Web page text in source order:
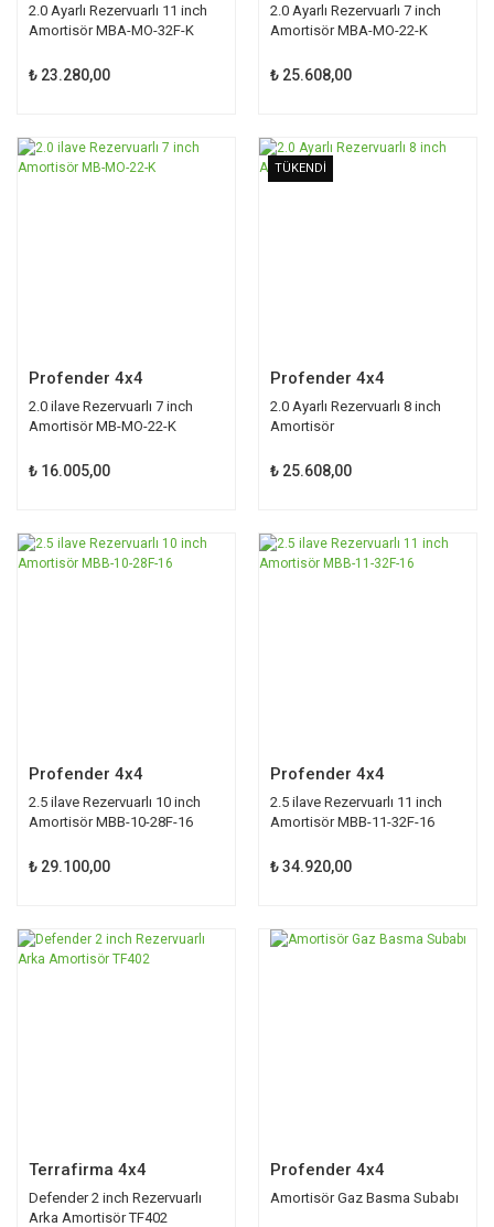
2.0 Ayarlı Rezervuarlı 11 inch
Amortisör MBA-MO-32F-K
₺ 23.280,00
2.0 Ayarlı Rezervuarlı 7 inch
Amortisör MBA-MO-22-K
₺ 25.608,00
TÜKENDİ
Profender 4x4
2.0 ilave Rezervuarlı 7 inch
Amortisör MB-MO-22-K
₺ 16.005,00
TÜKENDİ
Profender 4x4
2.0 Ayarlı Rezervuarlı 8 inch
Amortisör
₺ 25.608,00
Profender 4x4
2.5 ilave Rezervuarlı 10 inch
Amortisör MBB-10-28F-16
₺ 29.100,00
Profender 4x4
2.5 ilave Rezervuarlı 11 inch
Amortisör MBB-11-32F-16
₺ 34.920,00
Terrafirma 4x4
Defender 2 inch Rezervuarlı
Arka Amortisör TF402
Profender 4x4
Amortisör Gaz Basma Subabı